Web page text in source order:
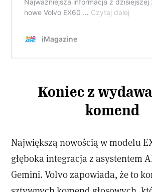
Koniec z
komend
Największą nowością w modelu
głęboka integracja z asystentem
Gemini. Volvo zapowiada, że to